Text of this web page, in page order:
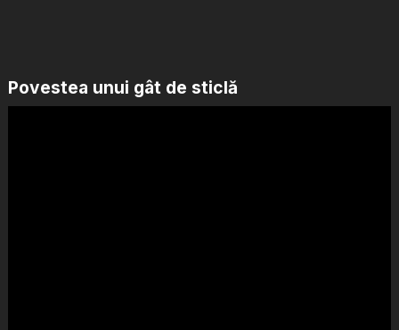
Povestea unui gât de sticlă